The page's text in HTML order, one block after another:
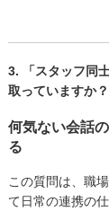
3. 「スタッフ同
取っていますか？
何気ない会話
る
この質問は、職
て日常の連携の